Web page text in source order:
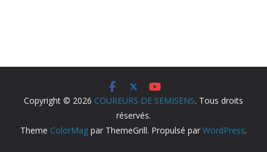
Copyright © 2026 COUREURS DE SEMISENS. Tous droits
réservés.
Theme ColorMag par ThemeGrill. Propulsé par WordPress.